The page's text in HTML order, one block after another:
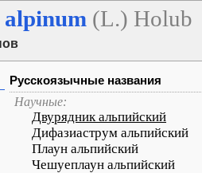
alpinum (L.) Holub
Русскоязычные названия
Научные:
Двурядник альпийский
Дифазиаструм альпийский
Плаун альпийский
Чешуеплаун альпийский